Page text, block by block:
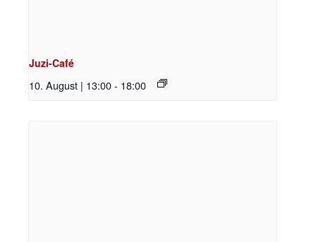
Juzi-Café
10. August | 13:00- 18:00